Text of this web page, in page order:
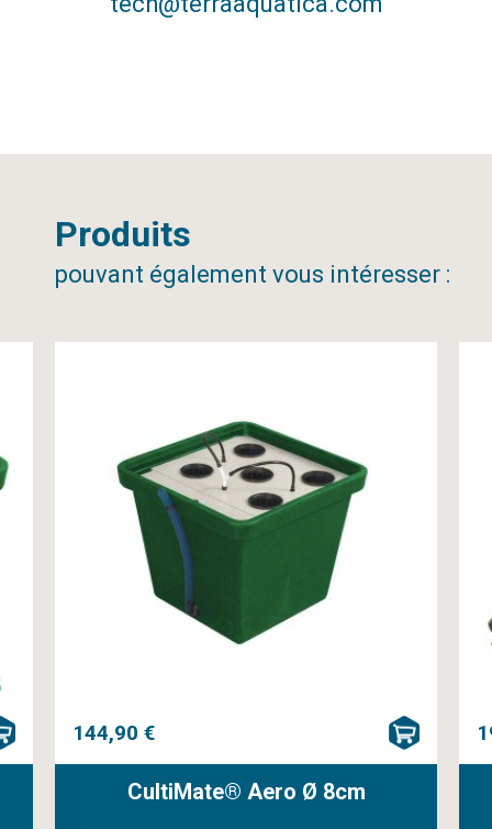
Produits
pouvant également vous intéresser :
144,90 €
CultiMate® Aero Ø 8cm